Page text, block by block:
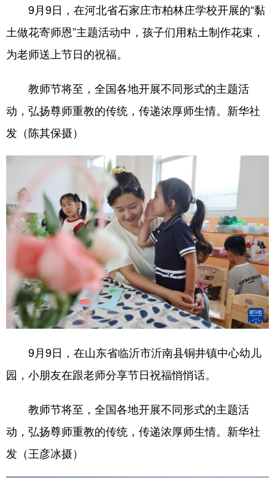
彩票 娱乐 时尚 悦读
公益 一带一路
吉林 上海 江苏
浙江 安徽 福建 江西
山东 河南 湖北 湖南
广东 广西 重庆
四川 贵州 云南 西藏
陕西 甘肃 青海 宁夏
新疆 内蒙古 黑龙江
多语种频道
English Español Français عربى
Русский язык 日本語 한국어
Deutsch
9月9日，在河北省石家庄市柏林庄学校开展的“黏
土做花寄师恩”主题活动中，孩子们用粘土制作花束，
为老师送上节日的祝福。
教师节将至，全国各地开展不同形式的主题活
动，弘扬尊师重教的传统，传递浓厚师生情。新华社
发（陈其保摄）
9月9日，在山东省临沂市沂南县铜井镇中心幼儿
园，小朋友在跟老师分享节日祝福悄悄话。
教师节将至，全国各地开展不同形式的主题活
动，弘扬尊师重教的传统，传递浓厚师生情。新华社
发（王彦冰摄）